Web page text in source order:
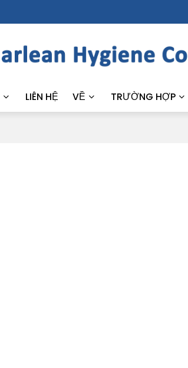
LIÊN HỆ VỀ TRƯỜNG HỢP